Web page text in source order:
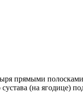
прямыми
(на ягодице)